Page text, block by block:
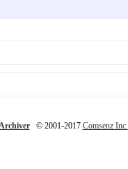
© 2001-2017 Comsenz Inc.